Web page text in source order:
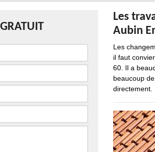
Les
Aubin
Les
il faut
60. Il a
beaucoup
directement.